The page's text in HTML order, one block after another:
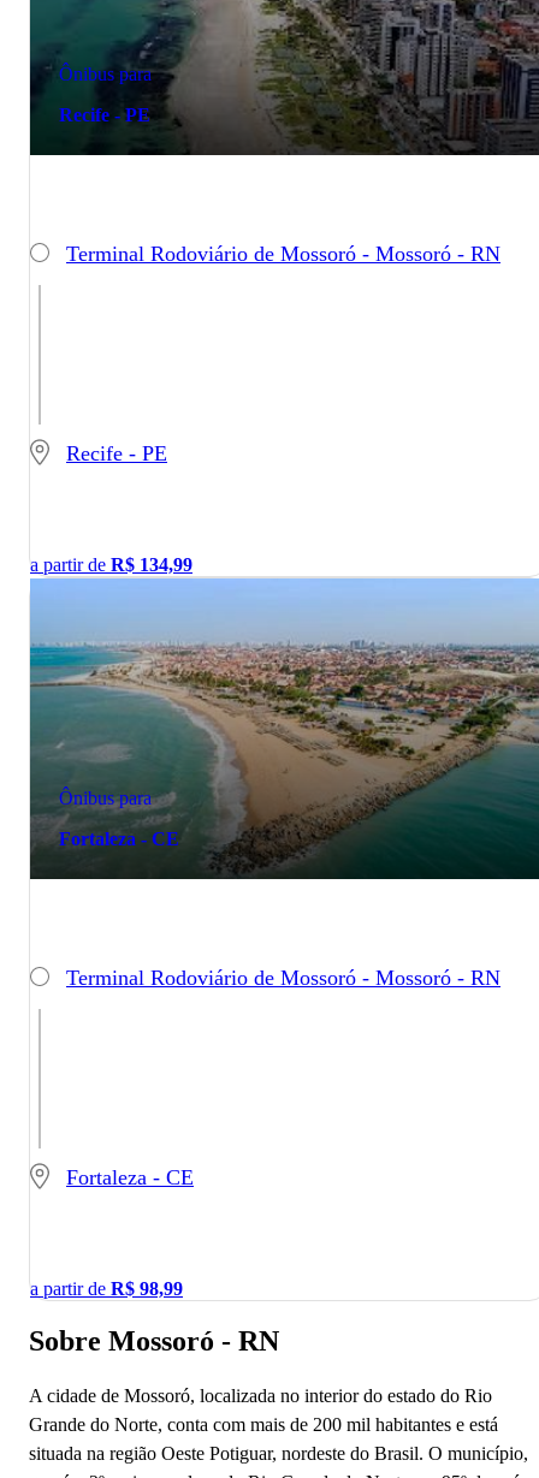
Ônibus para
Recife - PE
Terminal Rodoviário de Mossoró - Mossoró - RN
Recife - PE
a partir de R$ 134,99
Ônibus para
Fortaleza - CE
Terminal Rodoviário de Mossoró - Mossoró - RN
Fortaleza - CE
a partir de R$ 98,99
Sobre Mossoró - RN
A cidade de Mossoró, localizada no interior do estado do Rio
Grande do Norte, conta com mais de 200 mil habitantes e está
situada na região Oeste Potiguar, nordeste do Brasil. O município,